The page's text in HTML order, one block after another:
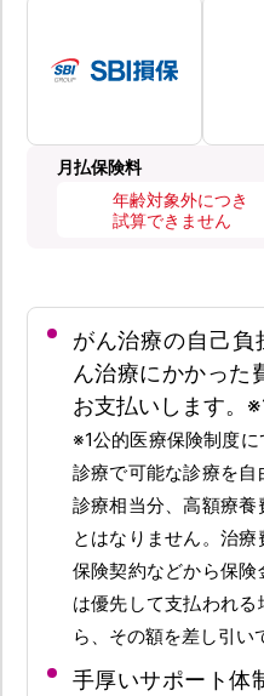
月払保険料
年齢対象外につき
試算できません
がん治療の自己
ん治療にかかった
お支払いします。
※1公的医療保険制度
診療で可能な診療を
診療相当分、高額療
とはなりません。治
保険契約などから保
は優先して支払われ
ら、その額を差し引い
手厚いサポート体